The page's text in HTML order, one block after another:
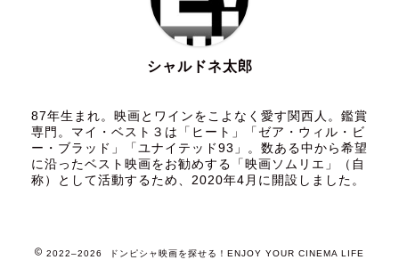
シャルドネ太郎
87年生まれ。映画とワインをこよなく愛す関西人。鑑賞
専門。マイ・ベスト３は「ヒート」「ゼア・ウィル・ビ
ー・ブラッド」「ユナイテッド93」。数ある中から希望
に沿ったベスト映画をお勧めする「映画ソムリエ」（自
称）として活動するため、2020年4月に開設しました。
2022–2026 ドンピシャ映画を探せる！ENJOY YOUR CINEMA LIFE